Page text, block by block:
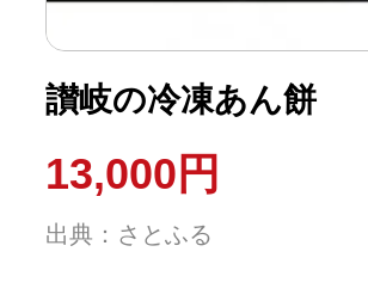
讃岐の冷凍あん餅
13,000円
出典：さとふる